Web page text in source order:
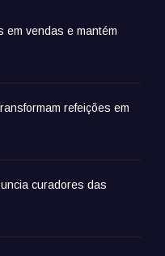
em vendas e mantém
refeições em
curadores das